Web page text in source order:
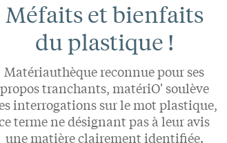
Méfaits et bienfaits
du plastique !
Matériauthèque reconnue pour ses
propos tranchants, matériO' soulève
interrogations sur le mot plastique,
terme ne désignant pas à leur avis
une matière clairement identifiée.